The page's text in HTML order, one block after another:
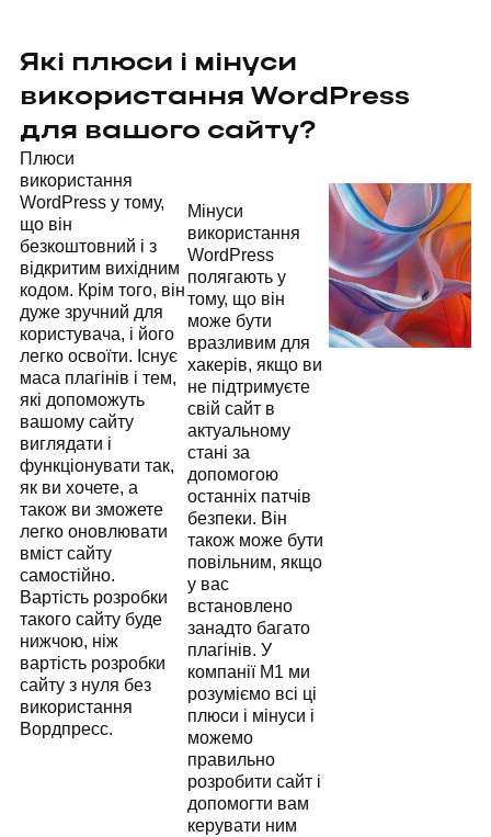
Які плюси і мінуси
використання WordPress
для вашого сайту?
Плюси
використання
WordPress у тому,
що він
безкоштовний і з
відкритим вихідним
кодом. Крім того, він
дуже зручний для
користувача, і його
легко освоїти. Існує
маса плагінів і тем,
які допоможуть
вашому сайту
виглядати і
функціонувати так,
як ви хочете, а
також ви зможете
легко оновлювати
вміст сайту
самостійно.
Вартість розробки
такого сайту буде
нижчою, ніж
вартість розробки
сайту з нуля без
використання
Вордпресс.
Мінуси
використання
WordPress
полягають у
тому, що він
може бути
вразливим для
хакерів, якщо ви
не підтримуєте
свій сайт в
актуальному
стані за
допомогою
останніх патчів
безпеки. Він
також може бути
повільним, якщо
у вас
встановлено
занадто багато
плагінів. У
компанії M1 ми
розуміємо всі ці
плюси і мінуси і
можемо
правильно
розробити сайт і
допомогти вам
керувати ним